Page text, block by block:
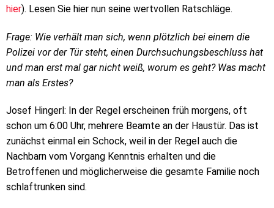
hier). Lesen Sie hier nun seine wertvollen Ratschläge.
Frage: Wie verhält man sich, wenn plötzlich bei einem die
Polizei vor der Tür steht, einen Durchsuchungsbeschluss hat
und man erst mal gar nicht weiß, worum es geht? Was macht
man als Erstes?
Josef Hingerl: In der Regel erscheinen früh morgens, oft
schon um 6:00 Uhr, mehrere Beamte an der Haustür. Das ist
zunächst einmal ein Schock, weil in der Regel auch die
Nachbarn vom Vorgang Kenntnis erhalten und die
Betroffenen und möglicherweise die gesamte Familie noch
schlaftrunken sind.